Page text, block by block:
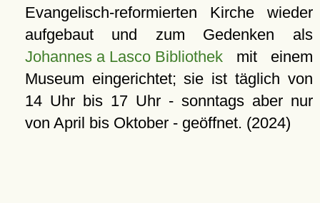
Evangelisch-reformierten Kirche wieder
aufgebaut und zum Gedenken als
Johannes a Lasco Bibliothekmit einem
Museum eingerichtet; sie ist täglich von
14 Uhr bis 17 Uhr - sonntags aber nur
von April bis Oktober - geöffnet. (2024)